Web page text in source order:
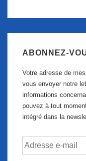
ABONNEZ-
Votre adresse de
vous envoyer notre
informations
pouvez à tout
intégré dans la
Adresse